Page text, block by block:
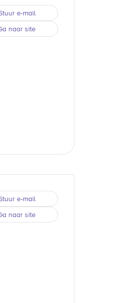
e-mail
naar site
e-mail
naar site